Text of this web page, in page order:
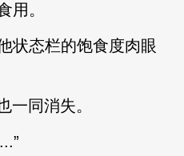
。
态栏的饱食度肉眼
同消失。